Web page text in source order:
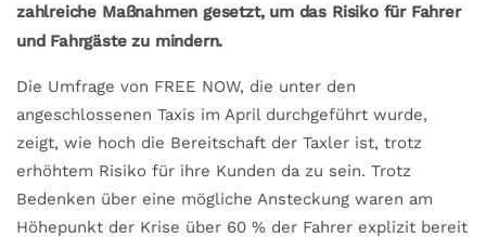
zahlreiche Maßnahmen gesetzt, um das Risiko für Fahrer
und Fahrgäste zu mindern.
Die Umfrage von FREE NOW, die unter den
angeschlossenen Taxis im April durchgeführt wurde,
zeigt, wie hoch die Bereitschaft der Taxler ist, trotz
erhöhtem Risiko für ihre Kunden da zu sein. Trotz
Bedenken über eine mögliche Ansteckung waren am
Höhepunkt der Krise über 60 % der Fahrer explizit bereit